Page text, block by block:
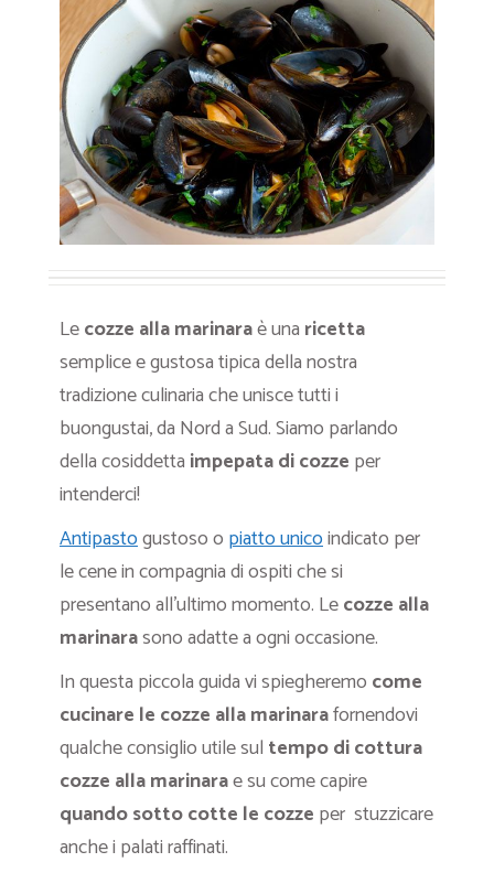
Lecozze alla marinaraè una ricetta
semplice e gustosa tipica della nostra
tradizione culinaria che unisce tutti i
buongustai, da Nord a Sud. Siamo parlando
della cosiddetta impepata di cozze per
intenderci!
Antipastogustoso o piatto unicoindicato per
le cene in compagnia di ospiti che si
presentano all’ultimo momento. Lecozze alla
marinarasono adatte a ogni occasione.
In questa piccola guida vi spiegheremo come
cucinare le cozze alla marinarafornendovi
qualche consiglio utile sul tempo di cottura
cozze alla marinarae su come capire
quando sotto cotte le cozze per stuzzicare
anche i palati raffinati.